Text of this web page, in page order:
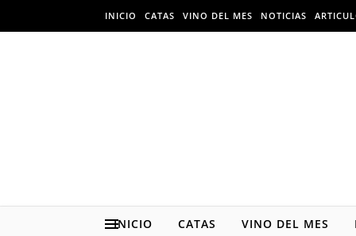
INICIO CATAS VINO DEL MES NOTICIAS
INICIO CATAS VINO DEL MES